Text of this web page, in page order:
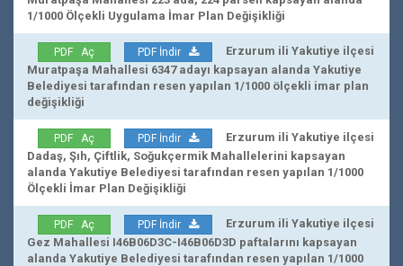
1/1000 Ölçekli Uygulama İmar Plan Değişikliği
PDF Aç PDF İndir
Erzurum ili Yakutiye ilçesi
Muratpaşa Mahallesi 6347 adayı kapsayan alanda Yakutiye
Belediyesi tarafından resen yapılan 1/1000 ölçekli imar plan
değişikliği
PDF Aç PDF İndir
Erzurum ili Yakutiye ilçesi
Dadaş, Şıh, Çiftlik, Soğukçermik Mahallelerini kapsayan
alanda Yakutiye Belediyesi tarafından resen yapılan 1/1000
Ölçekli İmar Plan Değişikliği
PDF Aç PDF İndir
Erzurum ili Yakutiye ilçesi
Gez Mahallesi I46B06D3C-I46B06D3D paftalarını kapsayan
alanda Yakutiye Belediyesi tarafından resen yapılan 1/1000